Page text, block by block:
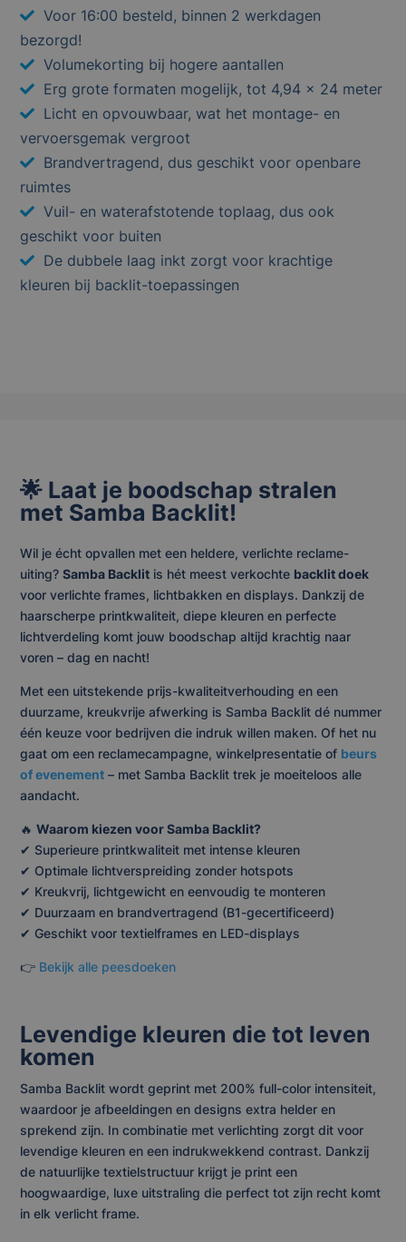
Voor 16:00 besteld, binnen 2 werkdagen
bezorgd!
Volumekorting bij hogere aantallen
Erg grote formaten mogelijk, tot 4,94 x 24 meter
Licht en opvouwbaar, wat het montage- en
vervoersgemak vergroot
Brandvertragend, dus geschikt voor openbare
ruimtes
Vuil- en waterafstotende toplaag, dus ook
geschikt voor buiten
De dubbele laag inkt zorgt voor krachtige
kleuren bij backlit-toepassingen
🌟 Laat je boodschap stralen
met Samba Backlit!
Wil je écht opvallen met een heldere, verlichte reclame-
uiting?Samba Backlit is hét meest verkochte backlit doek
voor verlichte frames, lichtbakken en displays. Dankzij de
haarscherpe printkwaliteit, diepe kleuren en perfecte
lichtverdeling komt jouw boodschap altijd krachtig naar
voren – dag en nacht!
Met een uitstekende prijs-kwaliteitverhouding en een
duurzame, kreukvrije afwerking is Samba Backlit dé nummer
één keuze voor bedrijven die indruk willen maken. Of het nu
gaat om een reclamecampagne, winkelpresentatie of beurs
of evenement – met Samba Backlit trek je moeiteloos alle
aandacht.
🔥Waarom kiezen voor Samba Backlit?
✔ Superieure printkwaliteit met intense kleuren
✔ Optimale lichtverspreiding zonder hotspots
✔ Kreukvrij, lichtgewicht en eenvoudig te monteren
✔ Duurzaam en brandvertragend (B1-gecertificeerd)
✔ Geschikt voor textielframes en LED-displays
👉 Bekijk alle peesdoeken
Levendige kleuren die tot leven
komen
Samba Backlit wordt geprint met 200% full-color intensiteit,
waardoor je afbeeldingen en designs extra helder en
sprekend zijn. In combinatie met verlichting zorgt dit voor
levendige kleuren en een indrukwekkend contrast. Dankzij
de natuurlijke textielstructuur krijgt je print een
hoogwaardige, luxe uitstraling die perfect tot zijn recht komt
in elk verlicht frame.